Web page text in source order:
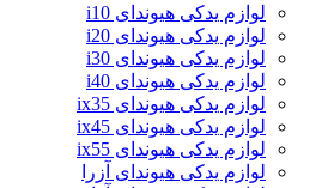
لوازم یدکی هیوندای i10
لوازم یدکی هیوندای i20
لوازم یدکی هیوندای i30
لوازم یدکی هیوندای i40
لوازم یدکی هیوندای ix35
لوازم یدکی هیوندای ix45
لوازم یدکی هیوندای ix55
لوازم یدکی هیوندای آزرا